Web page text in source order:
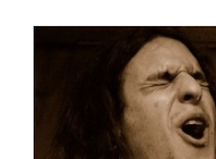
到底閱讀全文 "破